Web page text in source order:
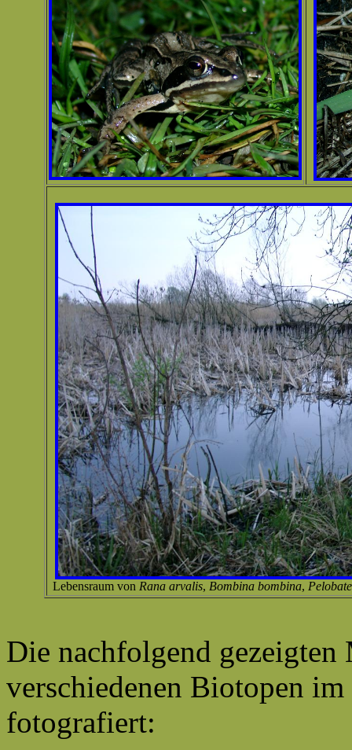
Lebensraum von Rana arvalis, Bombina bombina,
Die nachfolgend
verschiedenen Biotopen
fotografiert: